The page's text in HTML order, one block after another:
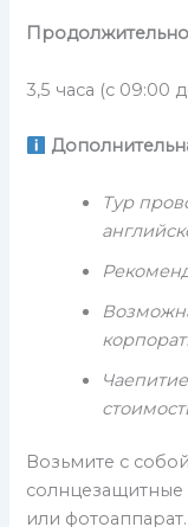
3,5 часа (с 09:00
Тур
Возьмите с
или фотоаппарат.